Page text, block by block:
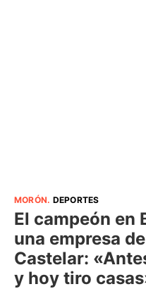
MORÓN. DEPORTES
El campeón en
una empresa
Castelar:
y hoy tiro